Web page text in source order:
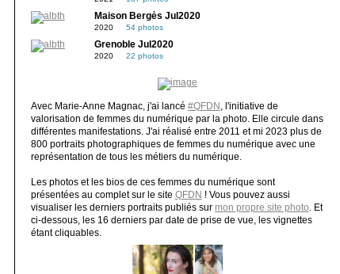
Maison Bergès Jul2020
2020 54 photos
Grenoble Jul2020
2020 22 photos
Avec Marie-Anne Magnac, j'ai lancé #QFDN
, l'initiative de
valorisation de femmes du numérique par la photo. Elle circule dans
différentes manifestations. J'ai réalisé entre 2011 et mi 2023 plus de
800 portraits photographiques de femmes du numérique avec une
représentation de tous les métiers du numérique.
Les photos et les bios de ces femmes du numérique sont
présentées au complet sur le site QFDN ! Vous pouvez aussi
visualiser les derniers portraits publiés sur mon propre site photo . Et
ci-dessous, les 16 derniers par date de prise de vue, les vignettes
étant cliquables.